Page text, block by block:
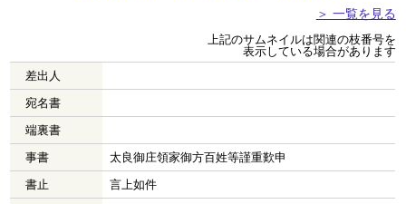
＞ 一覧を見る
上記のサムネイルは関連の枝番号を
表示している場合があります
差出人
宛名書
端裏書
事書
太良御庄領家御方百姓等謹重歎申
書止
言上如件